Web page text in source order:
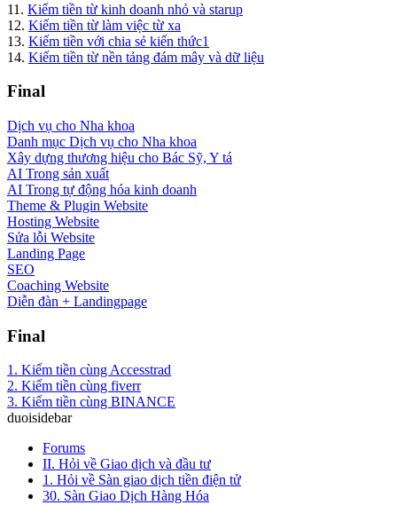
11. Kiếm tiền từ kinh doanh nhỏ và starup
12. Kiếm tiền từ làm việc từ xa
13. Kiếm tiền với chia sẻ kiến thức1
14. Kiếm tiền từ nền tảng đám mây và dữ liệu
Final
Dịch vụ cho Nha khoa
Danh mục Dịch vụ cho Nha khoa
Xây dựng thương hiệu cho Bác Sỹ, Y tá
AI Trong sản xuất
AI Trong tự động hóa kinh doanh
Theme & Plugin Website
Hosting Website
Sửa lỗi Website
Landing Page
SEO
Coaching Website
Diễn đàn + Landingpage
Final
1. Kiếm tiền cùng Accesstrad
2. Kiếm tiền cùng fiverr
3. Kiếm tiền cùng BINANCE
duoisidebar
Forums
II. Hỏi về Giao dịch và đầu tư
1. Hỏi về Sàn giao dịch tiền điện tử
30. Sàn Giao Dịch Hàng Hóa